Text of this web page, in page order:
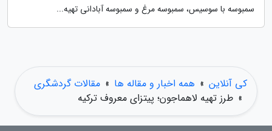
سمبوسه با سوسیس، سمبوسه مرغ و سمبوسه آبادانی تهیه...
کی آنلاین » همه اخبار و مقاله ها » مقالات گردشگری
» طرز تهیه لاهماجون؛ پیتزای معروف ترکیه